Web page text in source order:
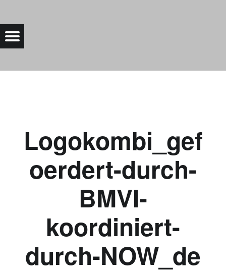
Menu
Logokombi_gef
oerdert-durch-
BMVI-
koordiniert-
durch-NOW_de